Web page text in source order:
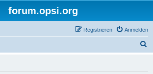
forum.opsi.org
Anmelden
Registrieren